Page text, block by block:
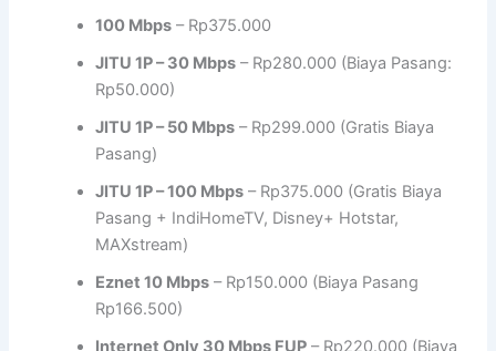
100 Mbps – Rp375.000
JITU 1P – 30 Mbps – Rp280.000 (Biaya Pasang:
Rp50.000)
JITU 1P – 50 Mbps – Rp299.000 (Gratis Biaya
Pasang)
JITU 1P – 100 Mbps – Rp375.000 (Gratis Biaya
Pasang + IndiHomeTV, Disney+ Hotstar,
MAXstream)
Eznet 10 Mbps – Rp150.000 (Biaya Pasang
Rp166.500)
Internet Only 30 Mbps FUP – Rp220.000 (Biaya